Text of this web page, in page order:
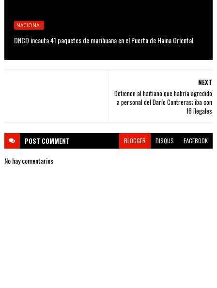
NACIONAL
DNCD incauta 41 paquetes de marihuana en el Puerto de Haina Oriental
NEXT
Detienen al haitiano que habría agredido
a personal del Darío Contreras; iba con
16 ilegales
POST COMMENT BLOGGER DISQUS FACEBOOK
No hay comentarios